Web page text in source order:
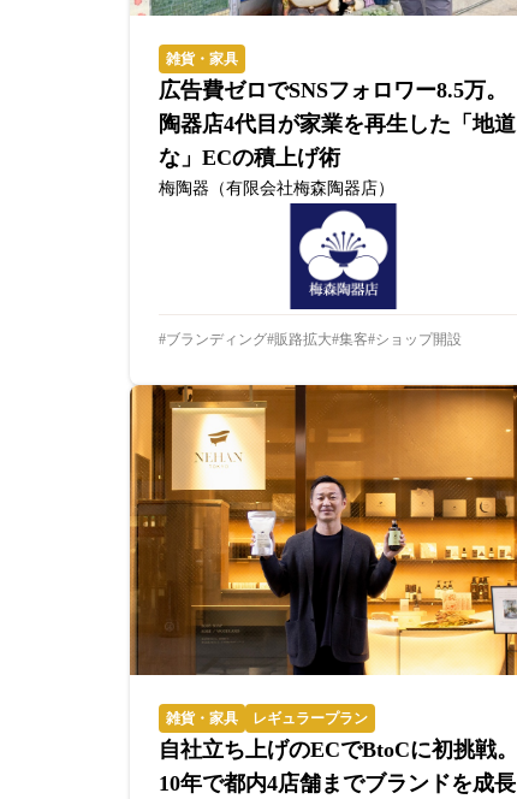
雑貨・家具
広告費ゼロでSNSフォロワー8.5万。
陶器店4代目が家業を再生した「地道
な」ECの積上げ術
梅陶器（有限会社梅森陶器店）
ブランディング 販路拡大 集客 ショップ開設
雑貨・家具 レギュラープラン
自社立ち上げのECでBtoCに初挑戦。
10年で都内4店舗までブランドを成長